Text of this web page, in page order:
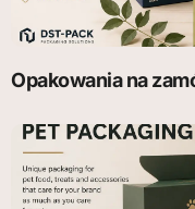
Opakowania na